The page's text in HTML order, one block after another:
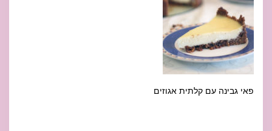
פאי גבינה עם קלתית אגוזים